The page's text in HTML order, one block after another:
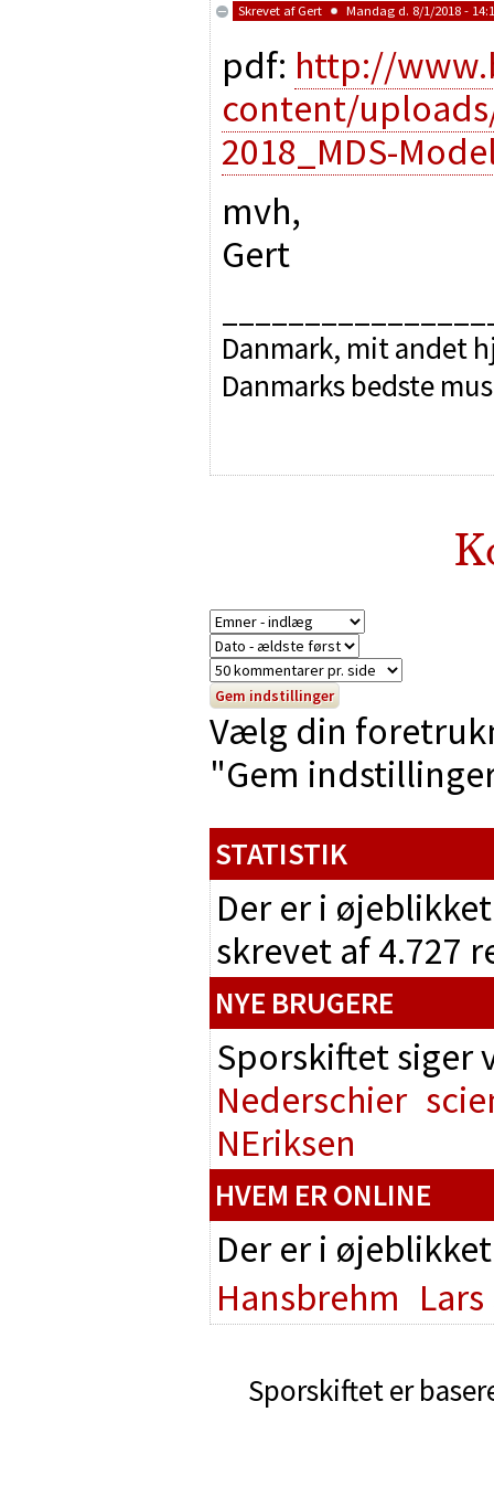
Skrevet af Gert Mandag d. 8/1/2018 -
pdf: http://
content/
2018_MDS-
mvh,
Gert
Danmark, mit andet
Danmarks bedste
Vælg din
"Gem
STATISTIK
Der er i
skrevet af 4.727
NYE BRUGERE
Sporskiftet
Nederschier
NEriksen
HVEM ER ONLINE
Der er i
Hansbrehm
Sporskiftet er